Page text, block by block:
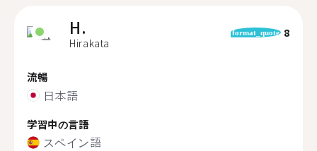
H.
Hirakata
format_quote 8
流暢
日本語
学習中の言語
スペイン語